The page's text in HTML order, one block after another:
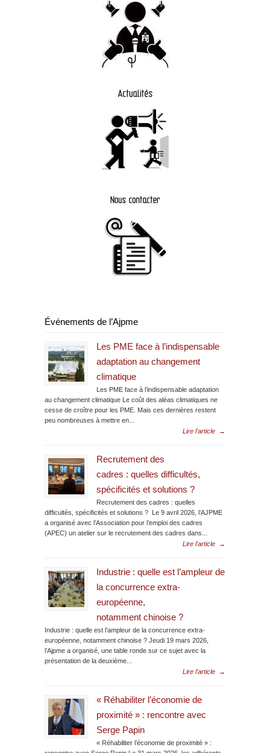
Événements de l’Ajpme
Les PME face à l’indispensable
adaptation au changement
climatique
Les PME face à l’indispensable adaptation
au changement climatique Le coût des aléas climatiques ne
cesse de croître pour les PME. Mais ces dernières restent
peu nombreuses à mettre en...
Lire l'article
→
Recrutement des
cadres : quelles difficultés,
spécificités et solutions ?
Recrutement des cadres : quelles
difficultés, spécificités et solutions ? Le 9 avril 2026, l’AJPME
a organisé avec l’Association pour l’emploi des cadres
(APEC) un atelier sur le recrutement des cadres dans...
Lire l'article
→
Industrie : quelle est l’ampleur de
la concurrence extra-
européenne,
notamment chinoise ?
Industrie : quelle est l’ampleur de la concurrence extra-
européenne, notamment chinoise ? Jeudi 19 mars 2026,
l’Ajpme a organisé, une table ronde sur ce sujet avec la
présentation de la deuxième...
Lire l'article
→
« Réhabiliter l’économie de
proximité » : rencontre avec
Serge Papin
« Réhabiliter l’économie de proximité » :